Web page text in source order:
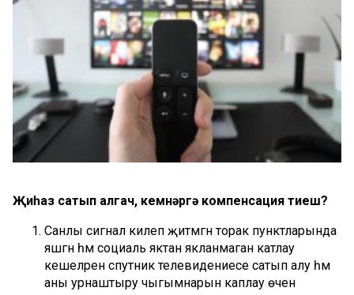
Җиһаз сатып алгач, кемнәргә компенсация тиеш?
Санлы сигнал килеп җитмәгән торак пунктларында
яшәгән һәм социаль яктан якланмаган катлау
кешеләренә спутник телевидениесе сатып алу һәм
аны урнаштыру чыгымнарын каплау өчен